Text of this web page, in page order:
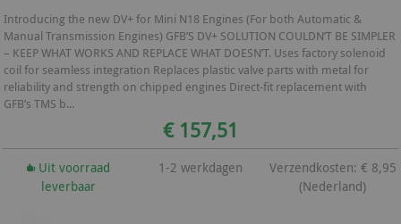
Introducing the new DV+ for Mini N18 Engines (For both Automatic &
Manual Transmission Engines) GFB’S DV+ SOLUTION COULDN’T BE SIMPLER
– KEEP WHAT WORKS AND REPLACE WHAT DOESN’T. Uses factory solenoid
coil for seamless integration Replaces plastic valve parts with metal for
reliability and strength on chipped engines Direct-fit replacement with
GFB’s TMS b...
€ 157,51
Uit voorraad
leverbaar
1-2 werkdagen
Verzendkosten: € 8,95
(Nederland)